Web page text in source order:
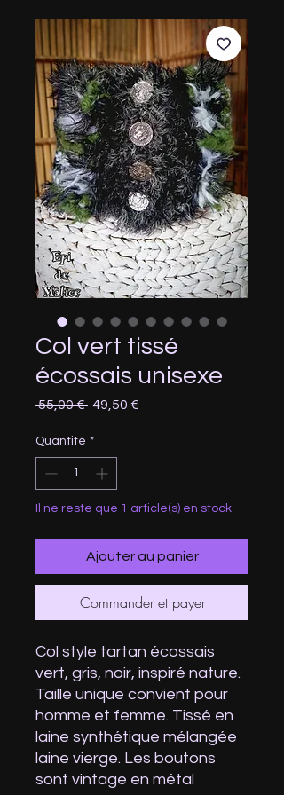
Col vert tissé
écossais unisexe
55,00 € Prix
49,50 €
Quantité *
Il ne reste que 1 article(s) en stock
Ajouter au panier
Commander et payer
Col style tartan écossais
vert, gris, noir, inspiré nature.
Taille unique convient pour
homme et femme. Tissé en
laine synthétique mélangée
laine vierge. Les boutons
sont vintage en métal